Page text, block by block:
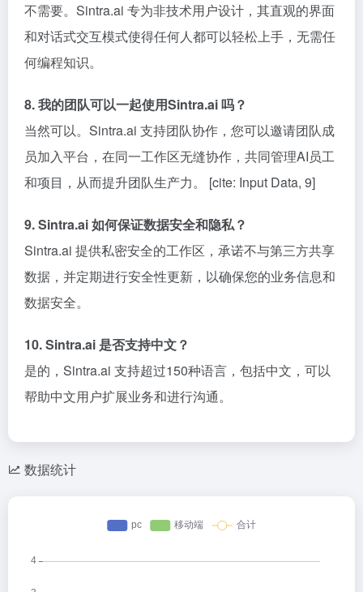
不需要。Sintra.ai 专为非技术用户设计，其直观的界面
和对话式交互模式使得任何人都可以轻松上手，无需任
何编程知识。
8. 我的团队可以一起使用Sintra.ai 吗？
当然可以。Sintra.ai 支持团队协作，您可以邀请团队成
员加入平台，在同一工作区无缝协作，共同管理AI员工
和项目，从而提升团队生产力。 [cite: Input Data, 9]
9. Sintra.ai 如何保证数据安全和隐私？
Sintra.ai 提供私密安全的工作区，承诺不与第三方共享
数据，并定期进行安全性更新，以确保您的业务信息和
数据安全。
10. Sintra.ai 是否支持中文？
是的，Sintra.ai 支持超过150种语言，包括中文，可以
帮助中文用户扩展业务和进行沟通。
数据统计